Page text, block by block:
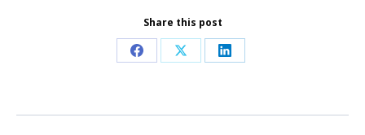
Share this post
Share
Facebook
Share
X
Share
LinkedIn